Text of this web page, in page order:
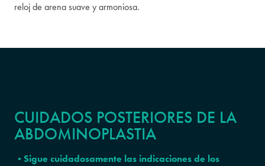
reloj de arena suave y armoniosa.
CUIDADOS POSTERIORES DE LA
ABDOMINOPLASTIA
Sigue cuidadosamente las indicaciones de los